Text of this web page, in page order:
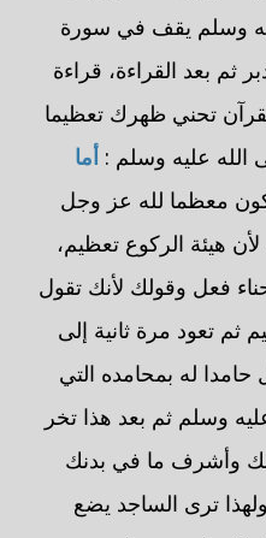
وسلم يقف في سورة
ثم بعد القراءة، قراءة
تحني ظهرك تعظيما
الله عليه وسلم : أما
معظما لله عز وجل
هيئة الركوع تعظيم،
فعل وقولك لأنك تقول
تعود مرة ثانية إلى
له بمحامده التي
وسلم ثم بعد هذا تخر
وأشرف ما في بدنك
ترى الساجد يضع